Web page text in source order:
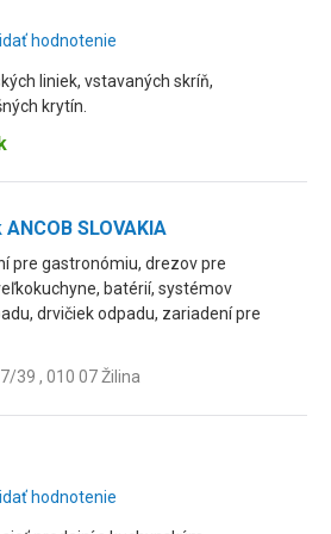
hodnotenie
liniek, vstavaných skríň,
krytín.
SLOVAKIA
pre gastronómiu, drezov pre
batérií, systémov
drvičiek odpadu, zariadení pre
39 , 010 07 Žilina
hodnotenie